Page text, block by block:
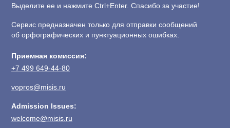
Выделите ее и нажмите Ctrl+Enter. Спасибо за участие!
Сервис предназначен только для отправки сообщений
об орфографических и пунктуационных ошибках.
Приемная комиссия:
+7 499 649-44-80
vopros@misis.ru
Admission Issues:
welcome@misis.ru